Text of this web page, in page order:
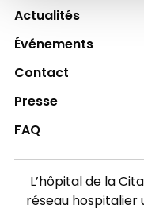
Actualités
Événements
Contact
Presse
FAQ
L’hôpital de la
réseau hospitalier